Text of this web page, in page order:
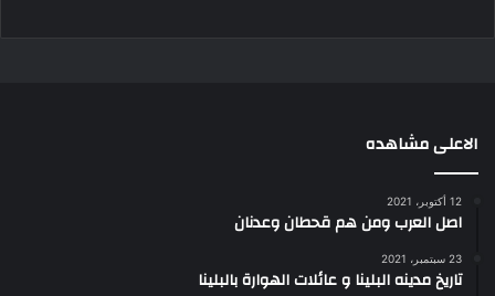
الاعلى مشاهده
12 أكتوبر، 2021
اصل العرب ومن هم قحطان وعدنان
23 سبتمبر، 2021
تاريخ مدينه البلينا و عائلات الهوارة بالبلينا